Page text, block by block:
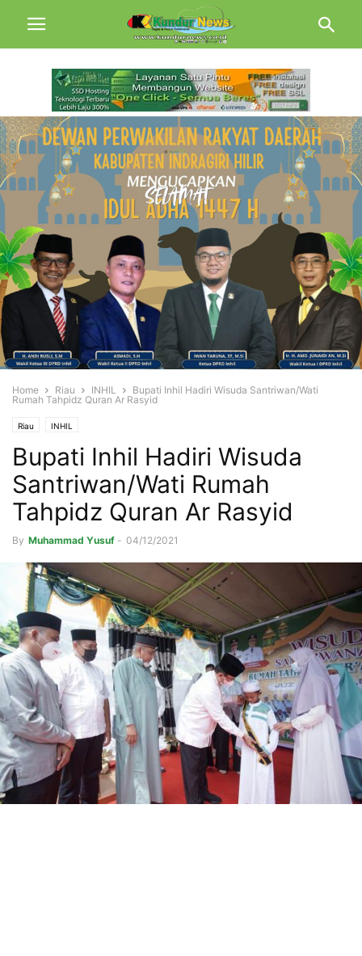
Home Riau INHIL
Bupati Inhil Hadiri Wisuda Santriwan/Wati
Rumah Tahpidz Quran Ar Rasyid
Riau INHIL
Bupati Inhil Hadiri Wisuda
Santriwan/Wati Rumah
Tahpidz Quran Ar Rasyid
By Muhammad Yusuf - 04/12/2021